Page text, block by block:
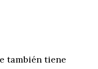
también tiene